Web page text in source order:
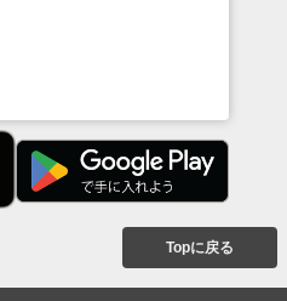
Topに戻る